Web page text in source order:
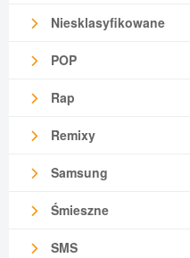
Niesklasyfikowane
POP
Rap
Remixy
Samsung
Śmieszne
SMS